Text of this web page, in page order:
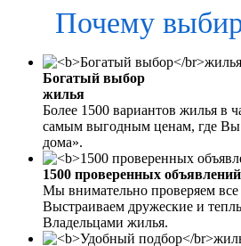
Почему
Богатый выбор
жилья
Более 1500 вариантов жилья в
самым выгодным ценам, где Вы
дома».
1500 проверенных объявлений
Мы внимательно проверяем все
Выстраиваем дружеские и
Владельцами жилья.